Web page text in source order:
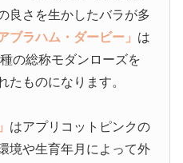
良さを生かしたバラが多
アブラハム・ダービー」 は
の総称モダンローズを
たものになります。
はアプリコットピンクの
境や生育年月によって外